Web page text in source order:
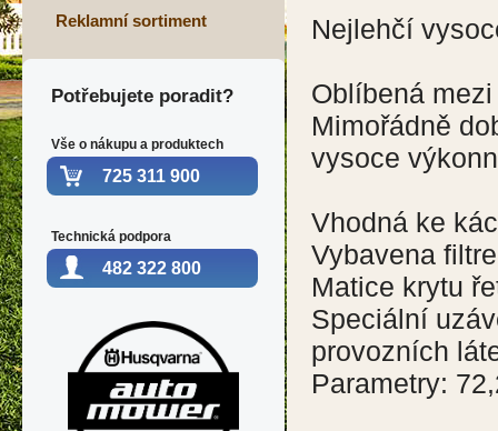
Reklamní sortiment
Potřebujete poradit?
Vše o nákupu a produktech
725 311 900
Technická podpora
482 322 800
Nejlehčí
Oblíbená
Mimořádně
vysoce
Vhodná ke
Vybavena
Matice krytu
Speciální
provozních
Parametry: